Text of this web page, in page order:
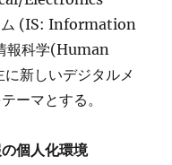
ム (IS: Information
報科学(Human
新しいデジタルメ
ーマとする。
個人化環境